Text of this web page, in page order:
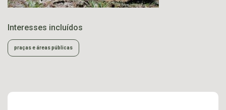
Interesses incluídos
praças e áreas públicas